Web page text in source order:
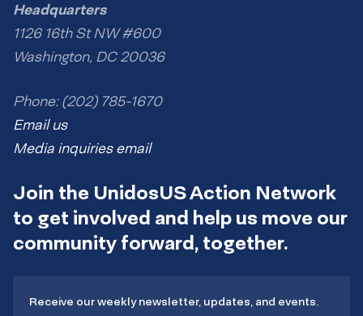
Headquarters
1126 16th St NW #600
Washington, DC 20036
Phone: (202) 785-1670
Email us
Media inquiries email
Join the UnidosUS Action Network
to get involved and help us move our
community forward, together.
Receive our weekly newsletter, updates, and events.